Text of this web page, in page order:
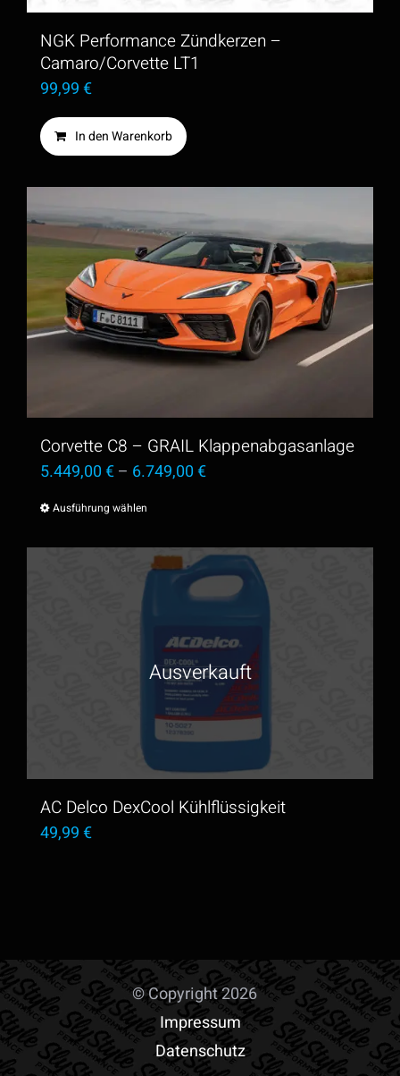
NGK Performance Zündkerzen –
Camaro/Corvette LT1
99,99€
In den Warenkorb
Corvette C8 – GRAIL Klappenabgasanlage
5.449,00€– 6.749,00€
Ausführung wählenDieses
Produkt
weist
mehrere
auf.
Die
Optionen
können
auf
der
AC Delco DexCool Kühlflüssigkeit
49,99€
© Copyright 2026
Impressum
Datenschutz